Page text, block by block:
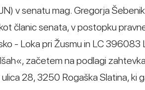
v senatu mag. Gregorja
članic senata, v postopku
- Loka pri Žusmu in LC 396083
začetem na podlagi
28, 3250 Rogaška Slatina, ki